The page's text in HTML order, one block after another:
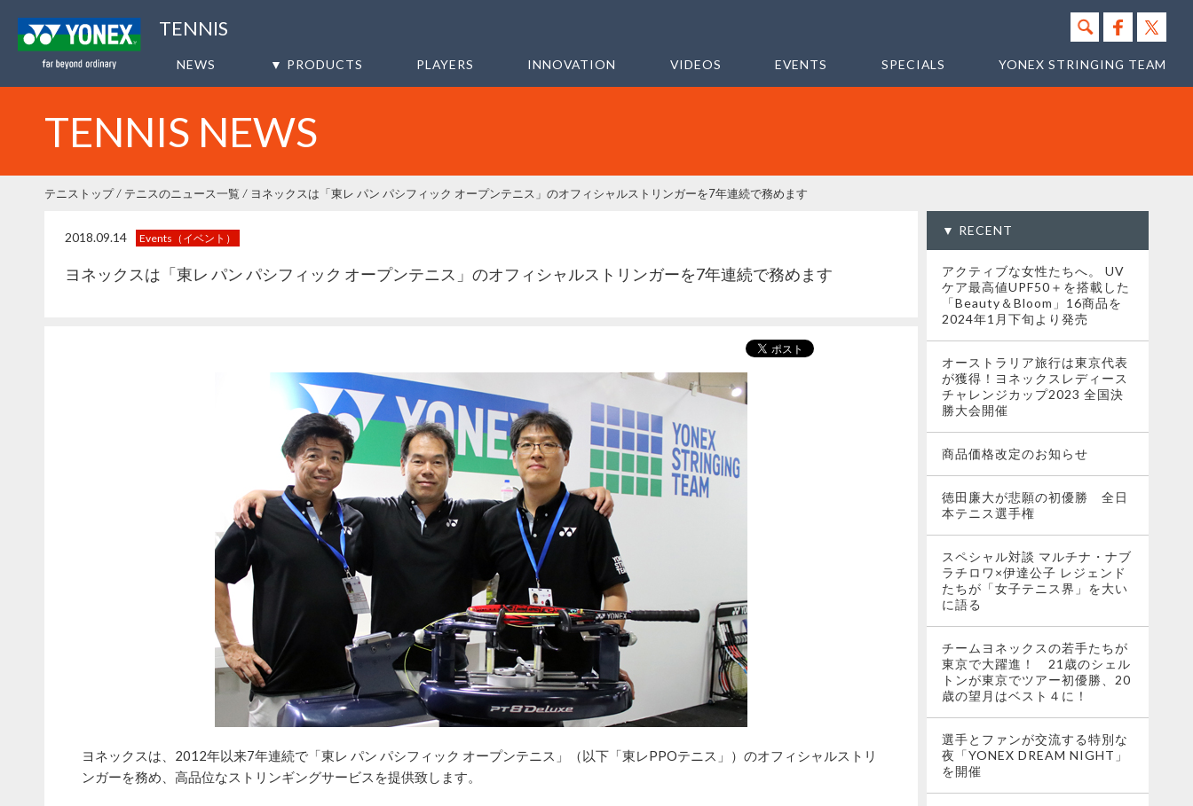
TENNIS
NEWS ▼ PRODUCTS PLAYERS INNOVATION VIDEOS EVENTS SPECIALS YONEX STRINGING TEAM
TENNIS NEWS
テニストップ テニスのニュース一覧 ヨネックスは「東レ パン パシフィック オープンテニス」のオフィシャルストリンガーを7年連続で務めます
2018.09.14 Events（イベント）
ヨネックスは「東レ パン パシフィック オープンテニス」のオフィシャルストリンガーを7年連続で務めます
ヨネックスは、2012年以来7年連続で「東レ パン パシフィック オープンテニス」（以下「東レPPOテニス」）のオフィシャルストリ
ンガーを務め、高品位なストリンギングサービスを提供致します。
▼ RECENT
アクティブな女性たちへ。 UV
ケア最高値UPF50＋を搭載した
「Beauty＆Bloom」16商品を
2024年1月下旬より発売
オーストラリア旅行は東京代表
が獲得！ヨネックスレディース
チャレンジカップ2023 全国決
勝大会開催
商品価格改定のお知らせ
徳田廉大が悲願の初優勝 全日
本テニス選手権
スペシャル対談 マルチナ・ナブ
ラチロワ×伊達公子 レジェンド
たちが「女子テニス界」を大い
に語る
チームヨネックスの若手たちが
東京で大躍進！ 21歳のシェル
トンが東京でツアー初優勝、20
歳の望月はベスト４に！
選手とファンが交流する特別な
夜「YONEX DREAM NIGHT」
を開催